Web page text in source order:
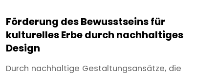
Förderung des Bewusstseins für
kulturelles Erbe durch nachhaltiges
Design
Durch nachhaltige Gestaltungsansätze, die